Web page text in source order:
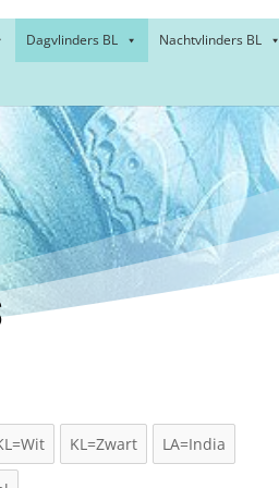
Dagvlinders BL Nachtvlinders BL
–
KL=Zwart LA=India